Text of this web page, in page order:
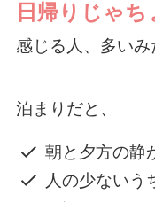
日帰りじゃ
感じる人、多いみ
泊まりだと、
朝と夕方の静
人の少ないう